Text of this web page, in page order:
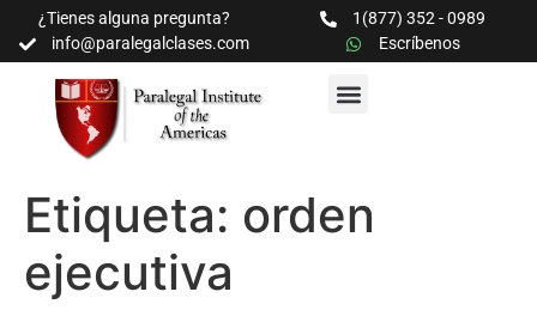
¿Tienes alguna pregunta?
1(877) 352 - 0989
info@paralegalclases.com
Escríbenos
Etiqueta: orden
ejecutiva